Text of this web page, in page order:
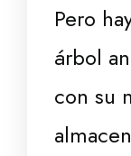
Pero
árbol
con su